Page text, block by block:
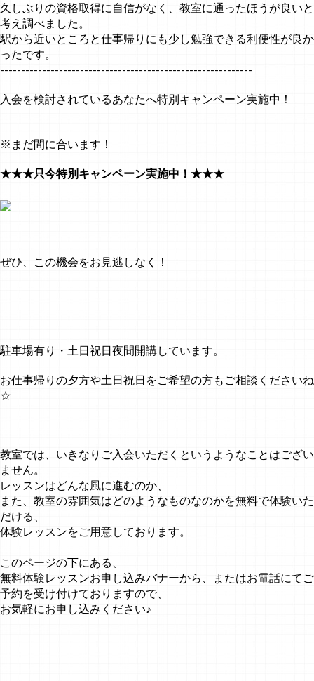
久しぶりの資格取得に自信がなく、教室に通ったほうが良いと
考え調べました。
駅から近いところと仕事帰りにも少し勉強できる利便性が良か
ったです。
------------------------------------------------------------
入会を検討されているあなたへ特別キャンペーン実施中！
※まだ間に合います！
★★★只今特別キャンペーン実施中！★★★
ぜひ、この機会をお見逃しなく！
駐車場有り・土日祝日夜間開講しています。
お仕事帰りの夕方や土日祝日をご希望の方もご相談くださいね
☆
教室では、いきなりご入会いただくというようなことはござい
ません。
レッスンはどんな風に進むのか、
また、教室の雰囲気はどのようなものなのかを無料で体験いた
だける、
体験レッスンをご用意しております。
このページの下にある、
無料体験レッスンお申し込みバナーから、またはお電話にてご
予約を受け付けておりますので、
お気軽にお申し込みください♪